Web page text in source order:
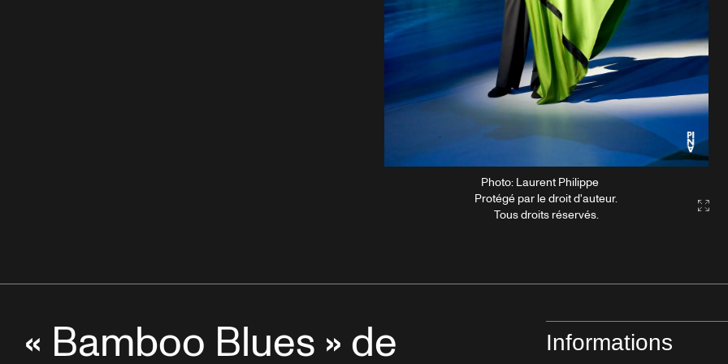
Photo: Laurent Philippe
Protégé par le droit d'auteur.
Tous droits réservés.
« Bamboo Blues » de Informations